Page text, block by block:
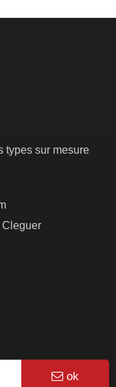
types sur mesure
Cleguer
ok